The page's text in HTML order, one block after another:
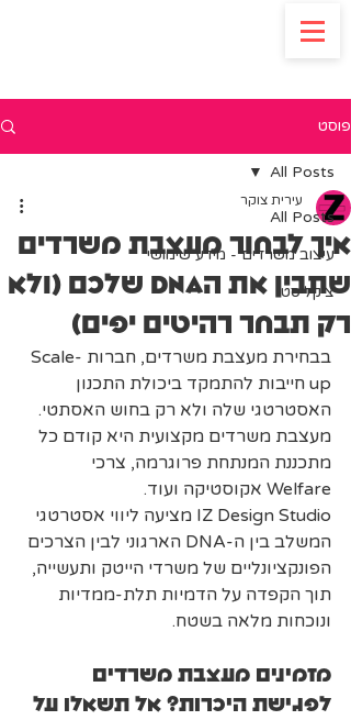
פוסט
All Posts
עיצוב משרדים - מידע שימושי
צ'קליסט
All Posts
איך לבחור מעצבת משרדים
שתבין את הDNA שלכם (ולא
רק תבחר רהיטים יפים)
עירית צוקר
בבחירת מעצבת משרדים, חברות Scale-
up חייבות להתמקד ביכולת התכנון
האסטרטגי שלה ולא רק בחוש האסתטי.
מעצבת משרדים מקצועית היא קודם כל
מתכננת המנתחת פרוגרמה, צרכי
Welfare אקוסטיקה ועוד.
IZ Design Studio מציעה ליווי אסטרטגי
המשלב בין ה-DNA הארגוני לבין הצרכים
הפונקציונליים של משרדי הייטק ותעשייה,
תוך הקפדה על הדמיות תלת-ממדיות
ונוכחות מלאה בשטח.
מזמינים מעצבת משרדים
לפגישת היכרות? אל תשאלו על